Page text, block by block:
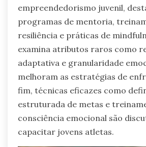
empreendedorismo juvenil,
programas de mentoria,
resiliência e práticas de
examina atributos raros como
adaptativa e granularidade
melhoram as estratégias de
fim, técnicas eficazes como
estruturada de metas e
consciência emocional são
capacitar jovens atletas.